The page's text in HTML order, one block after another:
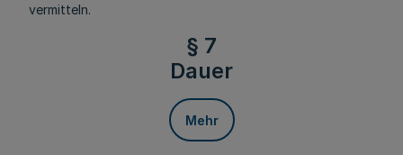
vermitteln.
§ 7
Dauer
Mehr